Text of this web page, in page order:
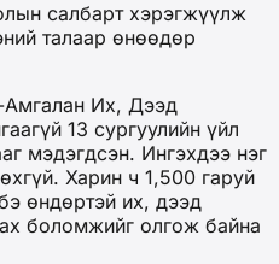
салбарт хэрэгжүүлж
талаар өнөөдөр
Их, Дээд
13 сургуулийн үйл
мэдэгдсэн. Ингэхдээ нэг
Харин ч 1,500 гаруй
өндөртэй их, дээд
боломжийг олгож байна